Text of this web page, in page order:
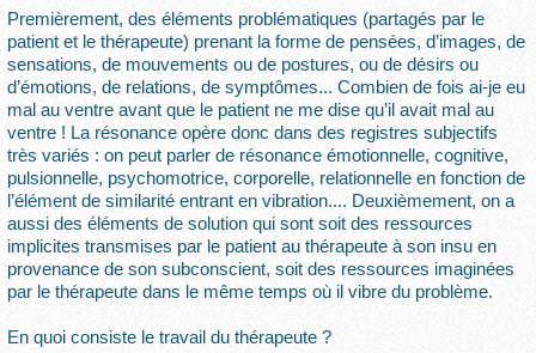
Premièrement, des éléments problématiques (partagés par le
patient et le thérapeute) prenant la forme de pensées, d’images, de
sensations, de mouvements ou de postures, ou de désirs ou
d’émotions, de relations, de symptômes... Combien de fois ai-je eu
mal au ventre avant que le patient ne me dise qu’il avait mal au
ventre ! La résonance opère donc dans des registres subjectifs
très variés : on peut parler de résonance émotionnelle, cognitive,
pulsionnelle, psychomotrice, corporelle, relationnelle en fonction de
l’élément de similarité entrant en vibration.... Deuxièmement, on a
aussi des éléments de solution qui sont soit des ressources
implicites transmises par le patient au thérapeute à son insu en
provenance de son subconscient, soit des ressources imaginées
par le thérapeute dans le même temps où il vibre du problème.
En quoi consiste le travail du thérapeute ?